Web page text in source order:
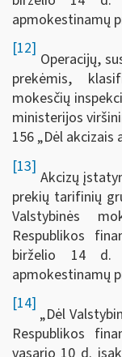
apmokestinamų
[12]
Operacijų,
prekėmis,
mokesčių
ministerijos
156 „Dėl
[13]
Akcizų
prekių tarifinių
Valstybinės
Respublikos
birželio 14 d.
apmokestinamų
[14]
„Dėl
Respublikos